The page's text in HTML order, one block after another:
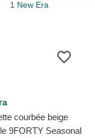
courbée beige
9FORTY Seasonal